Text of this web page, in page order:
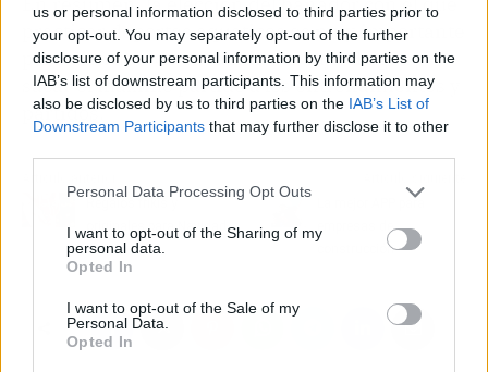
us or personal information disclosed to third parties prior to
your opt-out. You may separately opt-out of the further
disclosure of your personal information by third parties on the
IAB’s list of downstream participants. This information may
also be disclosed by us to third parties on the IAB’s List of
Downstream Participants that may further disclose it to other
Personal Data Processing Opt Outs
I want to opt-out of the Sharing of my
personal data.
Opted In
I want to opt-out of the Sale of my
Personal Data.
Opted In
practicar deportes aquaticos es muy importante
para disfrutar de cada minuto bajo el agua y
sacar el máximo partido a los entrenamientos y
partidos.
originales para Navidad
La mejor APP para
empresas de
construcción